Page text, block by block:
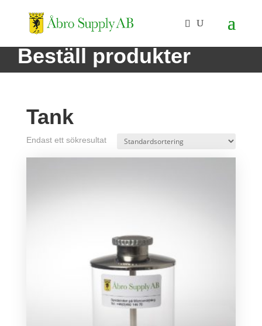
Beställ produkter
Tank
Endast ett sökresultat